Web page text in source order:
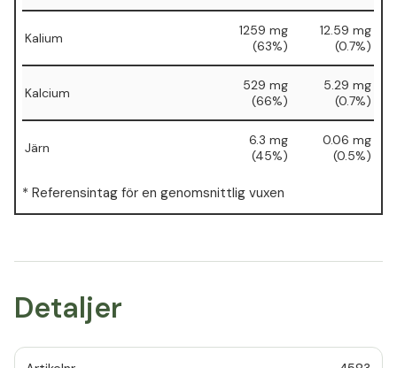
Kalium
1259 mg
(63%)
12.59 mg
(0.7%)
Kalcium
529 mg
(66%)
5.29 mg
(0.7%)
Järn
6.3 mg
(45%)
0.06 mg
(0.5%)
* Referensintag för en genomsnittlig vuxen
Detaljer